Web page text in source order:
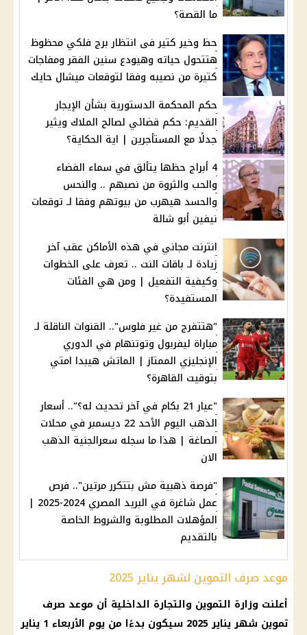
ما القصة؟
حظ وخير كتير فى انتظار برج فلكي محظوظ
هتتحول حياته وهيودع سنين الفقر ومفاجات
كتيرة من نصيبه وفقا لتوقعات ميشال حايك
حكم المحكمة الدستورية بشأن الإيجار
القديم: حكم قضائي لصالح الملاك ويثير
جدلًا مع المستأجرين | اية الحكاية؟
4 أبراج حظها يتألق في سماء الفضاء
والحب والثروة من نصبهم .. والنحس
والحسد هيهرب من بيوتهم وفقا لـ توقعات
نيفين أبو شالة
انترنت مجاني في هذه الأماكن عقب آخر
زيادة لـ باقات النت .. تعرف على الخطوات
وكيفية التفعيل | ومن هي الفئات
المستفيدة؟
"هتتفرج من غير فلوس".. القنوات الناقلة لـ
مباراة ليفربول وتوتنهام في الدوري
الإنجليزي الممتاز | الماتش هيبدا امتي
بتوقيت القاهرة؟
"عيار 21 بكام في آخر تحديث له؟".. أسعار
الذهب اليوم الأحد 22 ديسمبر في محلات
الصاغة | هذا ما سجله سعرالجنية الذهب
الان
"فرصة ذهبية مش بتتكرر مرتين".. فرص
عمل شاغرة في البريد المصري 2024-2025 |
المؤهلات المطلوبة والشروط الخاصة
بالتقديم
موعد صرف التموين لشهر يناير 2025
أعلنت وزارة التموين والتجارة الداخلية أن موعد صرف
تموين شهريناير 2025 سيكون بدءًا من يوم الأربعاء 1
يناير